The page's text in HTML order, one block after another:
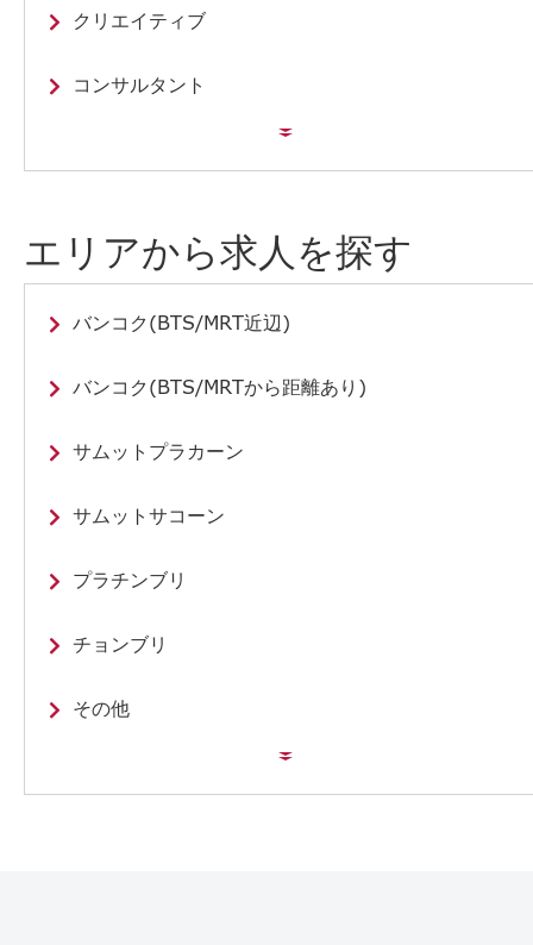
クリエイティブ
コンサルタント
エリアから求人を探す
バンコク(BTS/MRT近辺)
バンコク(BTS/MRTから距離あり)
サムットプラカーン
サムットサコーン
プラチンブリ
チョンブリ
その他